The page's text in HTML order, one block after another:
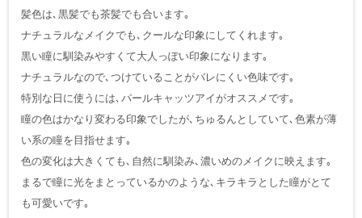
髪色は､黒髪でも茶髪でも合います｡
ナチュラルなメイクでも､クールな印象にしてくれます｡
黒い瞳に馴染みやすくて大人っぽい印象になります｡
ナチュラルなので､つけていることがバレにくい色味です｡
特別な日に使うには､パールキャッツアイがオススメです｡
瞳の色はかなり変わる印象でしたが､ちゅるんとしていて､色素が薄
い系の瞳を目指せます｡
色の変化は大きくても､自然に馴染み､濃いめのメイクに映えます｡
まるで瞳に光をまとっているかのような､キラキラとした瞳がとて
も可愛いです｡